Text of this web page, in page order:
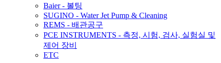
Baier - 볼팅
SUGINO - Water Jet Pump & Cleaning
REMS - 배관공구
PCE INSTRUMENTS - 측정, 시험, 검사, 실험실 및
제어 장비
ETC